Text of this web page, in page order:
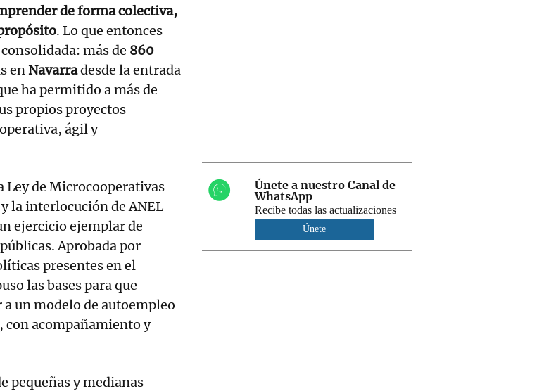
de forma colectiva,
. Lo que entonces
más de 860
en Navarradesde la entrada
ha permitido a más de
propios proyectos
ágil y
Ley de Microcooperativas
la interlocución de ANEL
ejercicio ejemplar de
Aprobada por
presentes en el
las bases para que
un modelo de autoempleo
con acompañamiento y
pequeñas y medianas
Únete a nuestro Canal de
WhatsApp
Recibe todas las actualizaciones
Únete